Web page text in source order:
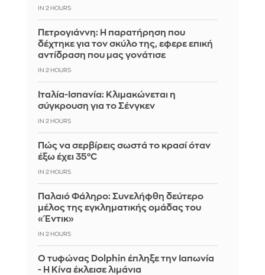
IN 2 HOURS
Πετρογιάννη: Η παρατήρηση που
δέχτηκε για τον σκύλο της, εφερε επική
αντίδραση που μας γονάτισε
IN 2 HOURS
Ιταλία-Ισπανία: Κλιμακώνεται η
σύγκρουση για το Σένγκεν
IN 2 HOURS
Πώς να σερβίρεις σωστά το κρασί όταν
έξω έχει 35°C
IN 2 HOURS
Παλαιό Φάληρο: Συνελήφθη δεύτερο
μέλος της εγκληματικής ομάδας του
«Έντικ»
IN 2 HOURS
Ο τυφώνας Dolphin έπληξε την Ιαπωνία
- Η Κίνα έκλεισε λιμάνια